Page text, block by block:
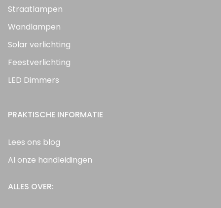
Straatlampen
Wandlampen
Solar verlichting
Feestverlichting
LED Dimmers
PRAKTISCHE INFORMATIE
Lees ons blog
Al onze handleidingen
ALLES OVER: